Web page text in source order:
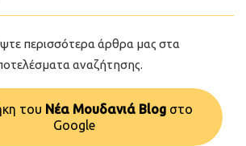
περισσότερα άρθρα μας στα
αναζήτησης.
του Νέα Μουδανιά Blog στo
Google